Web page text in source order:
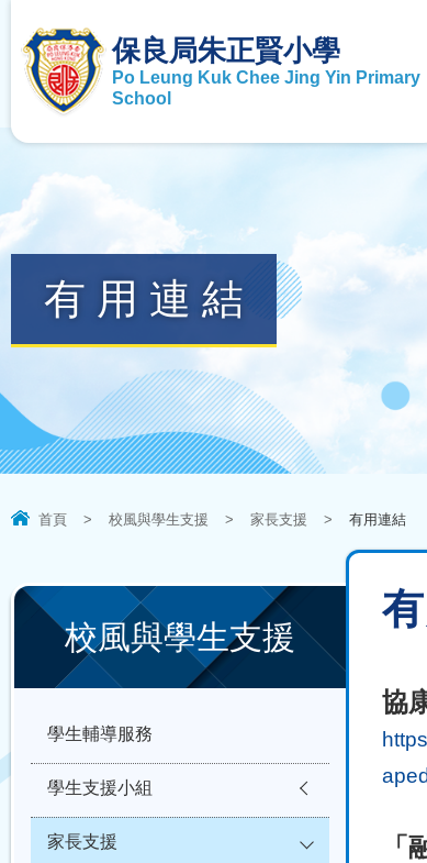
保良局朱正賢小學
Po Leung Kuk Chee Jing Yin Primary
School
有用連結
首頁 > 校風與學生支援 > 家長支援 > 有用連結
協
aped
「
校風與學生支援
學生輔導服務
學生支援小組
家長支援